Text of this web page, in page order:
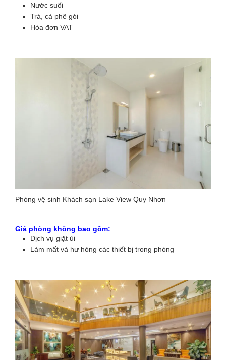
Nước suối
Trà, cà phê gói
Hóa đơn VAT
Phòng vệ sinh Khách sạn Lake View Quy Nhơn
Giá phòng không bao gồm:
Dịch vụ giặt ủi
Làm mất và hư hỏng các thiết bị trong phòng